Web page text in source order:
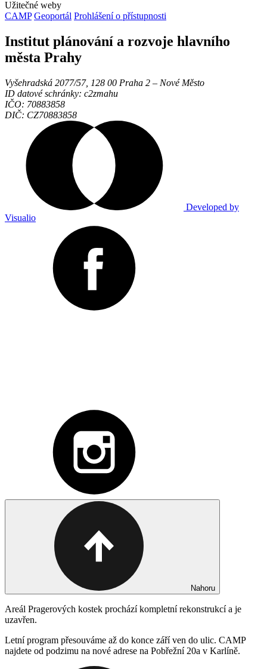
Užitečné weby
CAMP Geoportál Prohlášení o přístupnosti
Institut plánování a rozvoje hlavního
města Prahy
Vyšehradská 2077/57, 128 00 Praha 2 ‒ Nové Město
ID datové schránky: c2zmahu
IČO: 70883858
DIČ: CZ70883858
Developed by
Visualio
Nahoru
Areál Pragerových kostek prochází kompletní rekonstrukcí a je
uzavřen.
Letní program přesouváme až do konce září ven do ulic. CAMP
najdete od podzimu na nové adrese na Pobřežní 20a v Karlíně.